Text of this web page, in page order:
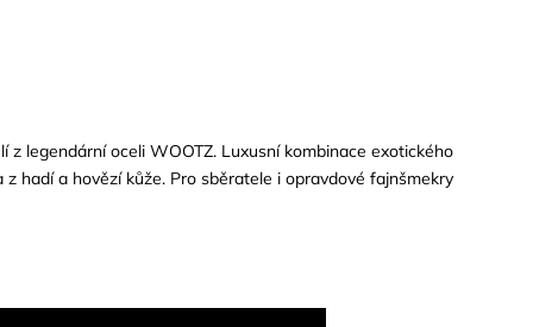
z legendární oceli WOOTZ. Luxusní kombinace exotického
hadí a hovězí kůže. Pro sběratele i opravdové fajnšmekry